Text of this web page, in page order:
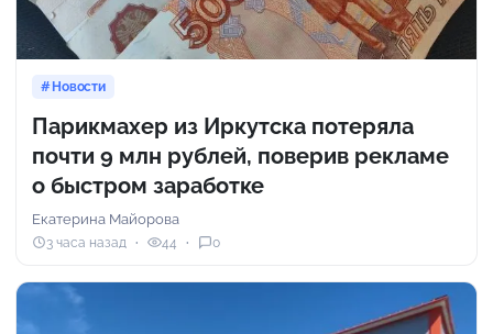
Новости
Парикмахер из Иркутска потеряла
почти 9 млн рублей, поверив рекламе
о быстром заработке
Екатерина Майорова
3 часа назад 44 0